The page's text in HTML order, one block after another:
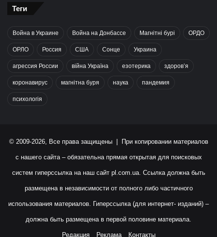
Теги
Война в Украине Война на Донбассе Магнітні бурі ОРДО
ОРЛО Россия США Сонце Украина
агрессия России війна Україна езотерика здоров’я
коронавирус магнітна буря наука пандемия
психологія
© 2009-2026, Все права защищены | При копировании материалов
с нашего сайта – обязательна прямая открытая для поисковых
систем гиперссылка на наш сайт pl.com.ua. Ссылка должна быть
размещена в независимости от полного либо частичного
использования материалов. Гиперссылка (для интернет- изданий) –
должна быть размещена в первой половине материала.
Редакция Реклама Контакты